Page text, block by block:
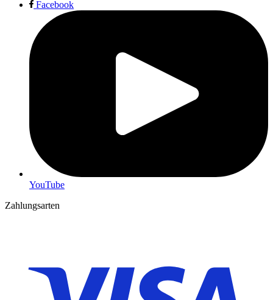
Facebook
YouTube
Zahlungsarten